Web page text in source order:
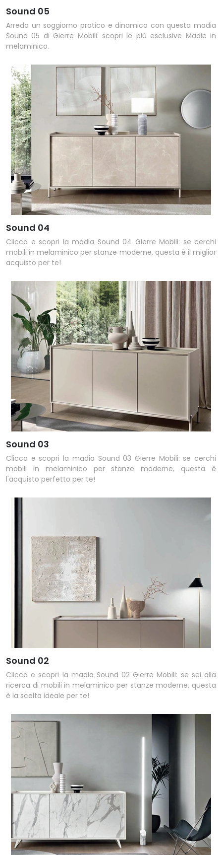
Sound 05
Arreda un soggiorno pratico e dinamico con questa madia
Sound 05 di Gierre Mobili: scopri le più esclusive Madie in
melaminico.
Sound 04
Clicca e scopri la madia Sound 04 Gierre Mobili: se cerchi
mobili in melaminico per stanze moderne, questa è il miglior
acquisto per te!
Sound 03
Clicca e scopri la madia Sound 03 Gierre Mobili: se cerchi
mobili in melaminico per stanze moderne, questa è
l'acquisto perfetto per te!
Sound 02
Clicca e scopri la madia Sound 02 Gierre Mobili: se sei alla
ricerca di mobili in melaminico per stanze moderne, questa
è la scelta ideale per te!